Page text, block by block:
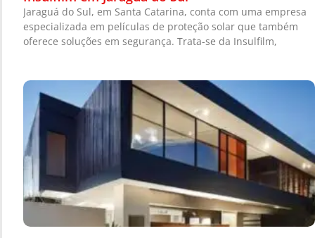
Jaraguá do Sul, em Santa Catarina, conta com uma empresa
especializada em películas de proteção solar que também
oferece soluções em segurança. Trata-se da Insulfilm,